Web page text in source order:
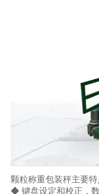
颗粒称重包装秤主要
◆ 键盘设定和校正，